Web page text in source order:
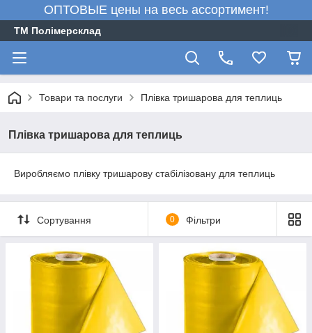
ОПТОВЫЕ цены на весь ассортимент!
ТМ Полімерсклад
Товари та послуги Плівка тришарова для теплиць
Плівка тришарова для теплиць
Виробляємо плівку тришарову стабілізовану для теплиць
Сортування 0 Фільтри